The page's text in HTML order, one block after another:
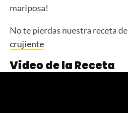
mariposa!
No te pierdas nuestra receta de
crujiente
Video de la Receta